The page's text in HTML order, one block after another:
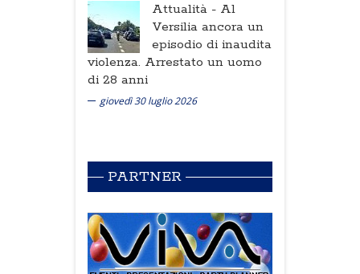
Attualità - Al
Versilia ancora un
episodio di inaudita
violenza. Arrestato un uomo
di 28 anni
giovedì 30 luglio 2026
PARTNER